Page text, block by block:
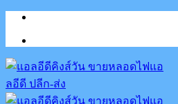
Skip
content